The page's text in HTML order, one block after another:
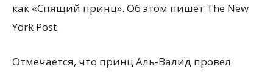
как «Спящий принц». Об этом пишет The New
York Post.
Отмечается, что принц Аль-Валид провел